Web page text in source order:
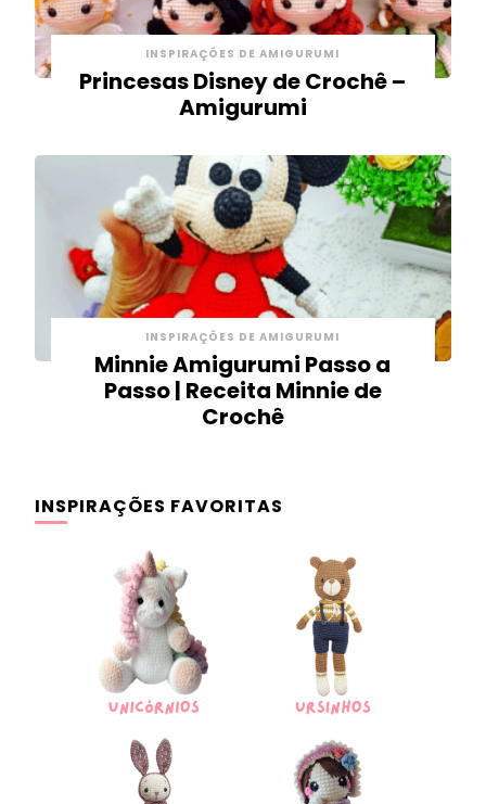
INSPIRAÇÕES DE AMIGURUMI
Princesas Disney de Crochê –
Amigurumi
INSPIRAÇÕES DE AMIGURUMI
Minnie Amigurumi Passo a
Passo | Receita Minnie de
Crochê
INSPIRAÇÕES FAVORITAS